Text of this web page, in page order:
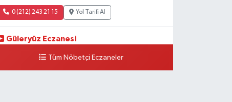
0 (212) 243 21 15 Yol Tarifi Al
Güleryüz Eczanesi
Arkası-kalaycıbahçe Meydana Doğru
Tüm Nöbetçi Eczaneler